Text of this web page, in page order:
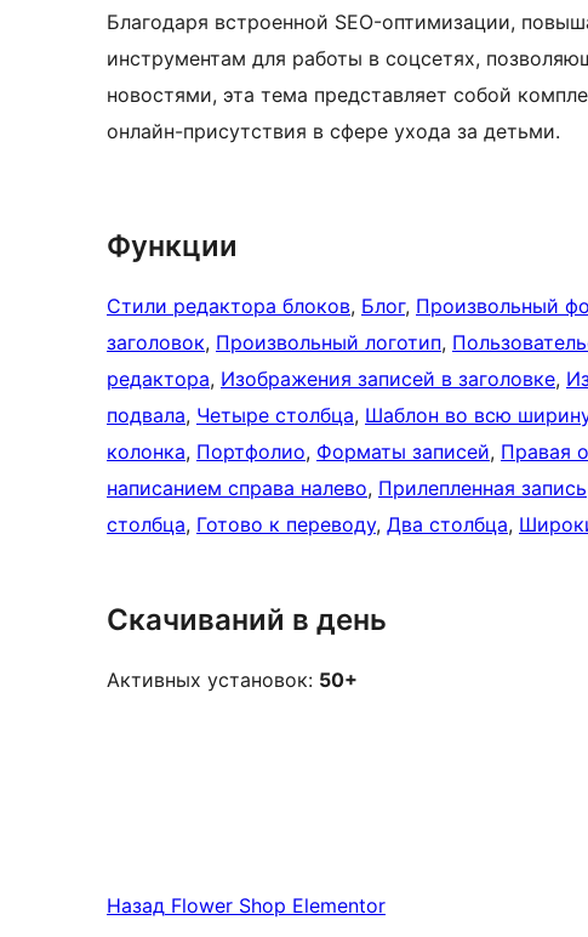
Благодаря встроенной SEO-оптимизации,
инструментам для работы в соцсетях,
новостями, эта тема представляет собой
онлайн-присутствия в сфере ухода за детьми.
Функции
Стили редактора блоков, Блог, Произвольный
заголовок, Произвольный логотип,
редактора, Изображения записей в заголовке,
подвала, Четыре столбца, Шаблон во всю
колонка, Портфолио, Форматы записей, Правая
написанием справа налево, Прилепленная запись
столбца, Готово к переводу, Два столбца,
Скачиваний в день
Активных установок: 50+
Назад Flower Shop Elementor